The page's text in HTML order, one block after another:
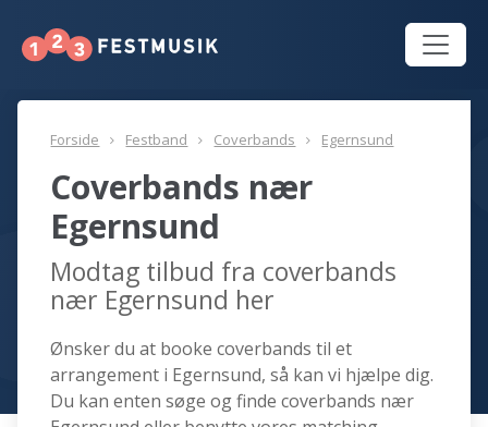
Forside Festband Coverbands Egernsund
Coverbands nær
Egernsund
Modtag tilbud fra coverbands
nær Egernsund her
Ønsker du at booke coverbands til et
arrangement i Egernsund, så kan vi hjælpe dig.
Du kan enten søge og finde coverbands nær